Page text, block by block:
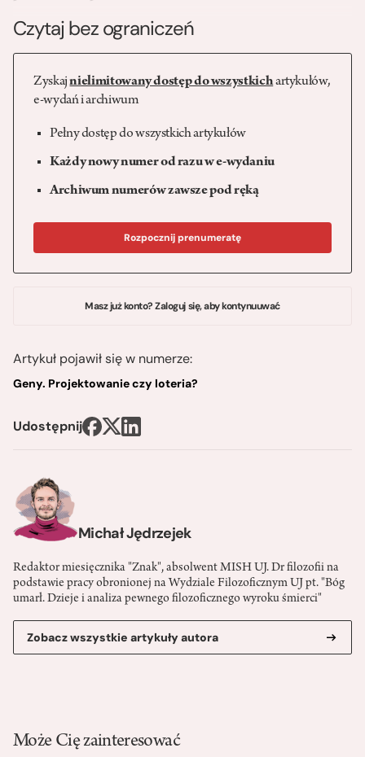
Michał Jędrzejek
Redaktor miesięcznika "Znak", absolwent MISH UJ. Dr filozofii na
podstawie pracy obronionej na Wydziale Filozoficznym UJ pt. "Bóg
umarł. Dzieje i analiza pewnego filozoficznego wyroku śmierci"
Zobacz wszystkie artykuły autora
Czytaj bez ograniczeń
Zyskajnielimitowany dostęp do wszystkichartykułów,
e-wydań i archiwum
Pełny dostęp do wszystkich artykułów
Każdy nowy numer od razu w e-wydaniu
Archiwum numerów zawsze pod ręką
Rozpocznij prenumeratę
Masz już konto? Zaloguj się, aby kontynuuwać
Artykuł pojawił się w numerze:
Geny. Projektowanie czy loteria?
Udostępnij
Może Cię zainteresować